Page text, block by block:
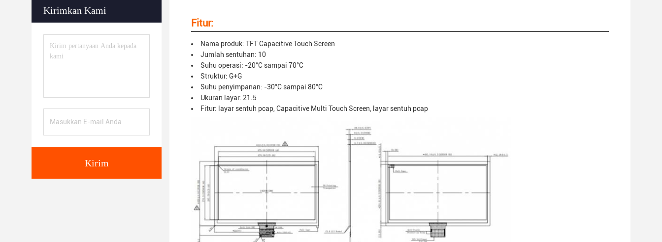
Kirimkan Kami
Kirim
Fitur:
Nama produk: TFT Capacitive Touch Screen
Jumlah sentuhan: 10
Suhu operasi: -20°C sampai 70°C
Struktur: G+G
Suhu penyimpanan: -30°C sampai 80°C
Ukuran layar: 21.5
Fitur: layar sentuh pcap, Capacitive Multi Touch Screen, layar sentuh pcap